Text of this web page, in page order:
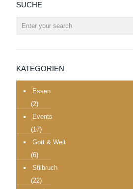
SUCHE
KATEGORIEN
Essen
(2)
Events
(17)
Gott & Welt
(6)
Stilbruch
(22)